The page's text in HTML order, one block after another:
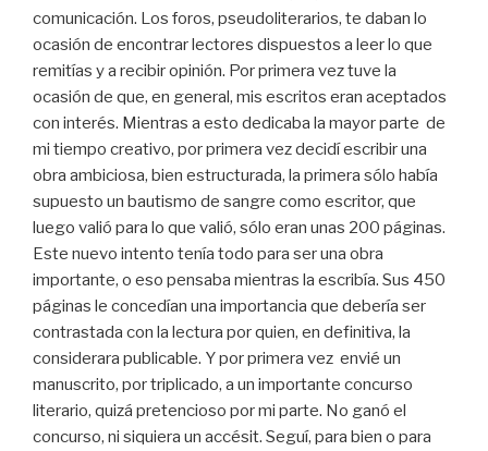
comunicación. Los foros, pseudoliterarios, te daban lo
ocasión de encontrar lectores dispuestos a leer lo que
remitías y a recibir opinión. Por primera vez tuve la
ocasión de que, en general, mis escritos eran aceptados
con interés. Mientras a esto dedicaba la mayor parte de
mi tiempo creativo, por primera vez decidí escribir una
obra ambiciosa, bien estructurada, la primera sólo había
supuesto un bautismo de sangre como escritor, que
luego valió para lo que valió, sólo eran unas 200 páginas.
Este nuevo intento tenía todo para ser una obra
importante, o eso pensaba mientras la escribía. Sus 450
páginas le concedían una importancia que debería ser
contrastada con la lectura por quien, en definitiva, la
considerara publicable. Y por primera vez envié un
manuscrito, por triplicado, a un importante concurso
literario, quizá pretencioso por mi parte. No ganó el
concurso, ni siquiera un accésit. Seguí, para bien o para